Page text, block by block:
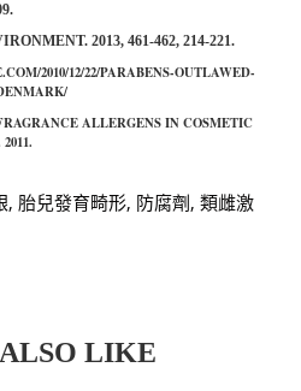
2013, 461-462, 214-221.
2010/12/22/PARABENS-OUTLAWED-
ALLERGENS IN COSMETIC
, 胎兒發育畸形, 防腐劑, 類雌激
LIKE